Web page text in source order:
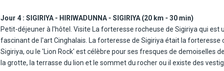
A NOTER:
Si les clients arrivent après 14h, la visite sera reportée au jour 4 ou 5.
parcs nationaux de Minneriya et de Kaudulla ainsi que le parc
A partir du 1/11/26:
Petit-déjeuner à l'hôtel. Partez à la découverte de l'ancienne cité royale
sites datant du XIe au XIIIe siècle, période qui correspond à l'apogée de
Jour 4 :SIGIRIYA - HIRIWADUNNA - SIGIRIYA (20 km - 30 min)
Petit-déjeuner à l'hôtel. Visite La forteresse rocheuse de Sigiriya qui
fascinant de l'art Cinghalais. La forteresse de Sigiriya était la forteresse
Sigiriya, ou le 'Lion Rock' est célèbre pour ses fresques de demoiselles
la grotte, la terrasse du lion et le sommet du rocher ou il existe des